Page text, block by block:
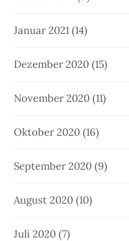
Januar 2021 (14)
Dezember 2020 (15)
November 2020 (11)
Oktober 2020 (16)
September 2020 (9)
August 2020 (10)
Juli 2020 (7)